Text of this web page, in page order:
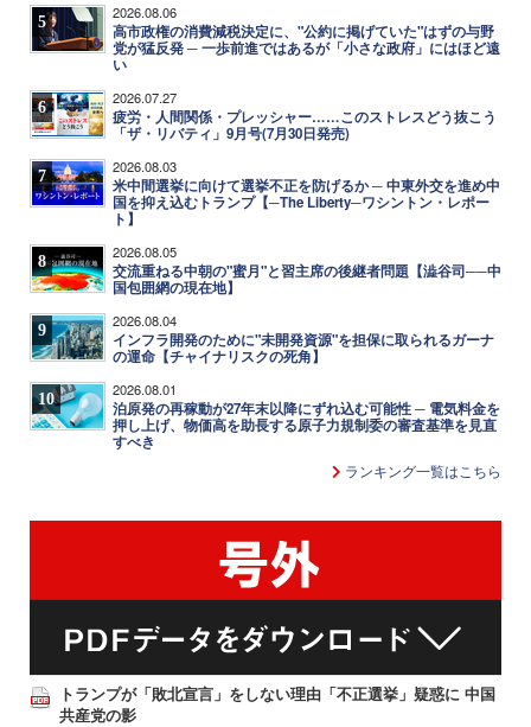
5 2026.08.06
高市政権の消費減税決定に、"公約に掲げていた"はずの与野
党が猛反発 ─ 一歩前進ではあるが「小さな政府」にはほど遠
い
6 2026.07.27
疲労・人間関係・プレッシャー……このストレスどう抜こう
「ザ・リバティ」9月号(7月30日発売)
7 2026.08.03
米中間選挙に向けて選挙不正を防げるか ─ 中東外交を進め中
国を抑え込むトランプ【─The Liberty─ワシントン・レポー
ト】
8 2026.08.05
交流重ねる中朝の"蜜月"と習主席の後継者問題【澁谷司──中
国包囲網の現在地】
9 2026.08.04
インフラ開発のために"未開発資源"を担保に取られるガーナ
の運命【チャイナリスクの死角】
10 2026.08.01
泊原発の再稼動が27年末以降にずれ込む可能性 ─ 電気料金を
押し上げ、物価高を助長する原子力規制委の審査基準を見直
すべき
ランキング一覧はこちら
トランプが「敗北宣言」をしない理由「不正選挙」疑惑に 中国
共産党の影